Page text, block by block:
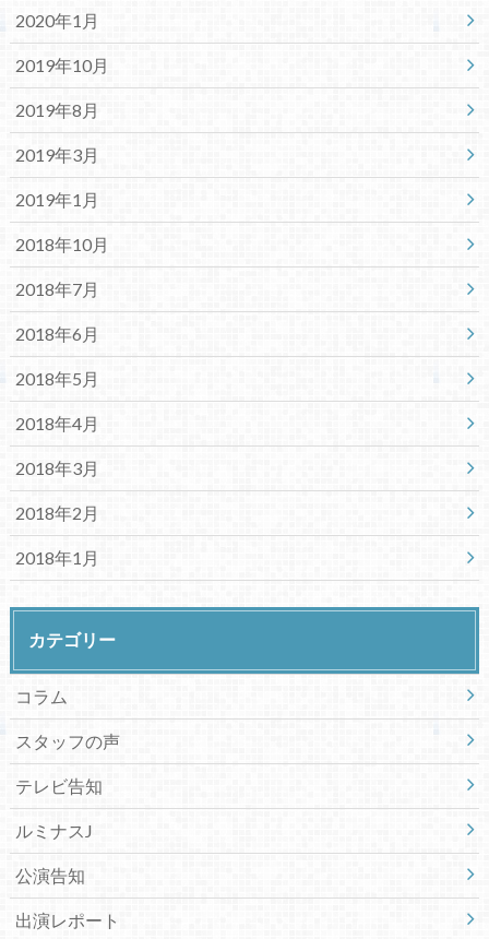
2020年1月
2019年10月
2019年8月
2019年3月
2019年1月
2018年10月
2018年7月
2018年6月
2018年5月
2018年4月
2018年3月
2018年2月
2018年1月
カテゴリー
コラム
スタッフの声
テレビ告知
ルミナスJ
公演告知
出演レポート